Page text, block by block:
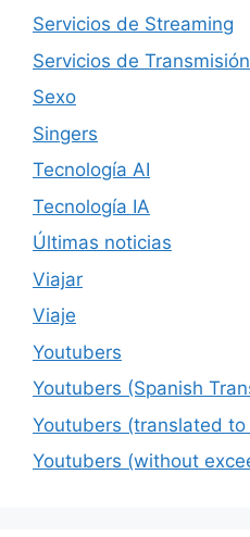
Servicios de Streaming
Servicios de
Sexo
Singers
Tecnología AI
Tecnología IA
Últimas noticias
Viajar
Viaje
Youtubers
Youtubers (Spanish
Youtubers (translated to
Youtubers (without